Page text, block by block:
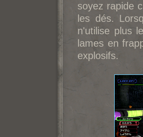
soyez rapide
les dés.
n'utilise plus
lames en
explosifs.